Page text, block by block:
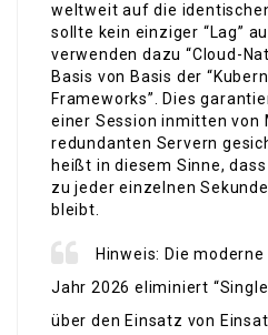
weltweit auf die
sollte kein einziger “Lag”
verwenden dazu “Cloud-
Basis von Basis der
Frameworks”. Dies
einer Session inmitten von
redundanten Servern
heißt in diesem Sinne,
zu jeder einzelnen
bleibt.
Hinweis: Die
Jahr 2026 eliminiert
über den Einsatz von